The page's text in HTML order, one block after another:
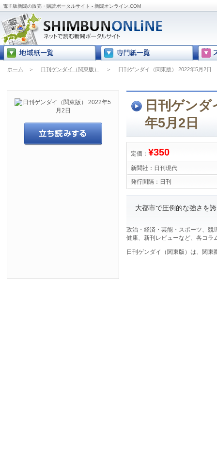
電子版新聞の販売・購読ポータルサイト - 新聞オンライン.COM
ホーム ＞ 日刊ゲンダイ（関東版） ＞ 日刊ゲンダイ（関東版） 2022年5月2日
日刊ゲン
年5月2日
定価： ¥350
新聞社： 日刊現代
発行間隔： 日刊
大都市で圧倒的な強さを
政治・経済・芸能・スポーツ、競
健康、新刊レビューなど、各コラ
日刊ゲンダイ（関東版）は、関